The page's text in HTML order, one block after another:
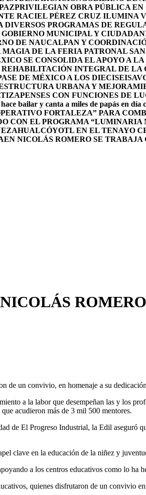
PRIVILEGIAN OBRA PÚBLICA
RACIEL PÉREZ CRUZ ILUMINA
PROGRAMAS DE
MUNICIPAL Y
DE NAUCALPAN Y
DE LA FERIA PATRONAL SAN
SE CONSOLIDA EL APOYO A
INTEGRAL DE LA
DE MÉXICO A LOS
URBANA Y
CON FUNCIONES DE
bailar y canta a miles de papás en día
FORTALEZA” PARA
CON EL PROGRAMA “LUMINARIA
EN EL TENAYO
EN NICOLÁS ROMERO SE TRABAJA
de un convivio, en homenaje a su
a la labor que desempeñan las y los
acudieron más de 3 mil 500 mentores.
de El Progreso Industrial, la Edil aseguró
clave en la educación de la niñez y
a los centros educativos como lo ha
quienes disfrutaron de un convivio